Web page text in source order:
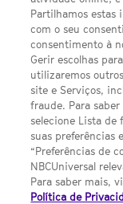
Política de
Termos E Condições
FILMES
UMA DIVISÃO
Contact us by
Partilhamos estas
com o seu
consentimento à
Gerir escolhas
utilizaremos
site e Serviços,
fraude. Para
selecione Lista de
suas preferências
“Preferências de
NBCUniversal
Para saber mais,
Política de